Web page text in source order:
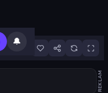
🔔
REKLAM